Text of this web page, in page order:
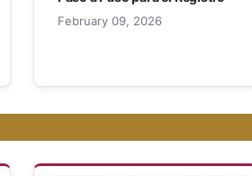
February 09, 2026